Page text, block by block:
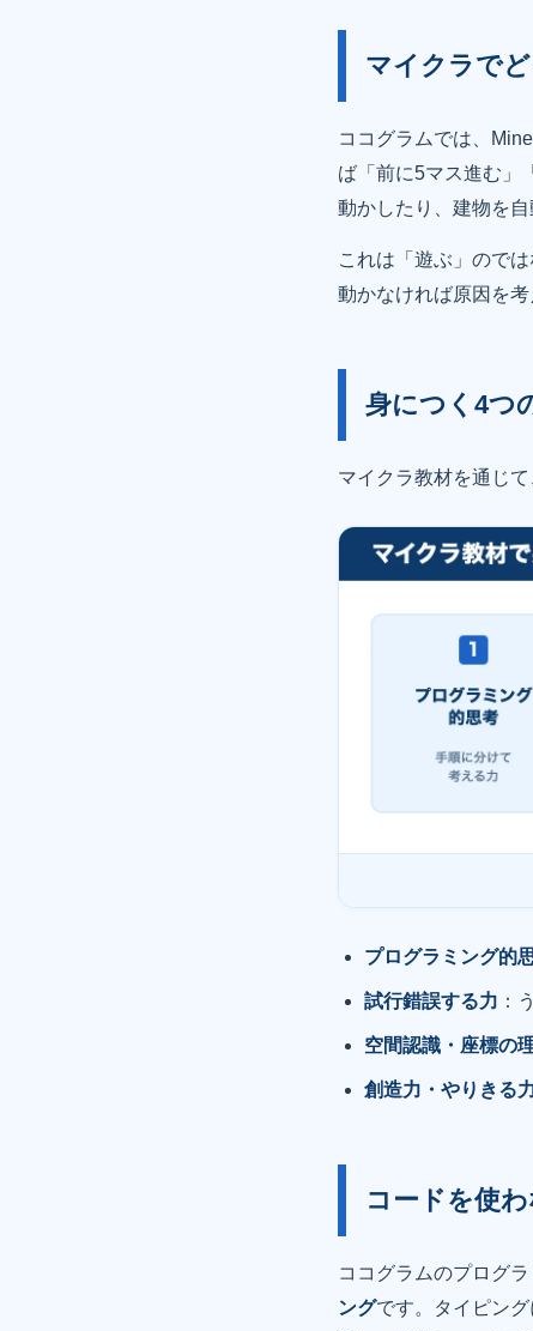
マイクラで
ココグラムでは、
ば「前に5マス進む」
動かしたり、建物を自
これは「遊ぶ」ので
動かなければ原因を
身につく4つ
マイクラ教材を通じ
プログラミング的
試行錯誤する力 ：
空間認識・座標の
創造力・やりきる
コードを使
ココグラムのプログ
ングです。タイピン